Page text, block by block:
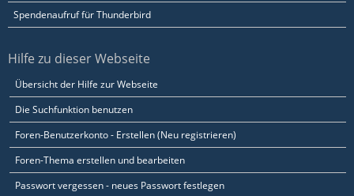
Spendenaufruf für Thunderbird
Hilfe zu dieser Webseite
Übersicht der Hilfe zur Webseite
Die Suchfunktion benutzen
Foren-Benutzerkonto - Erstellen (Neu registrieren)
Foren-Thema erstellen und bearbeiten
Passwort vergessen - neues Passwort festlegen